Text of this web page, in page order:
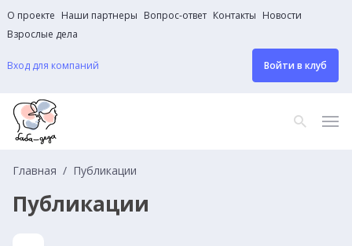
О проекте Наши партнеры Вопрос-ответ Контакты Новости
Взрослые дела
Вход для компаний Войти в клуб
Главная Публикации
Публикации